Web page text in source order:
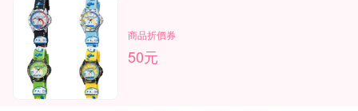
商品折價券
50元